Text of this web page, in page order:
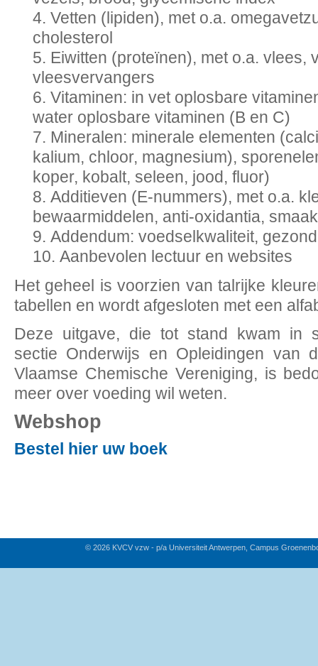
Vetten (lipiden), met o.a.
cholesterol
Eiwitten (proteïnen), met o.a. vlees,
vleesvervangers
Vitaminen: in vet oplosbare
water oplosbare vitaminen (B en C)
Mineralen: minerale elementen
kalium, chloor, magnesium),
koper, kobalt, seleen, jood, fluor)
Additieven (E-nummers), met o.a.
bewaarmiddelen, anti-oxidantia,
Addendum: voedselkwaliteit,
Aanbevolen lectuur en websites
Het geheel is voorzien van talrijke
tabellen en wordt afgesloten met een
Deze uitgave, die tot stand kwam in
sectie Onderwijs en Opleidingen van
Vlaamse Chemische Vereniging, is
meer over voeding wil weten.
Webshop
Bestel hier uw boek
© 2026 KVCV vzw - p/a Universiteit Antwerpen, Campus